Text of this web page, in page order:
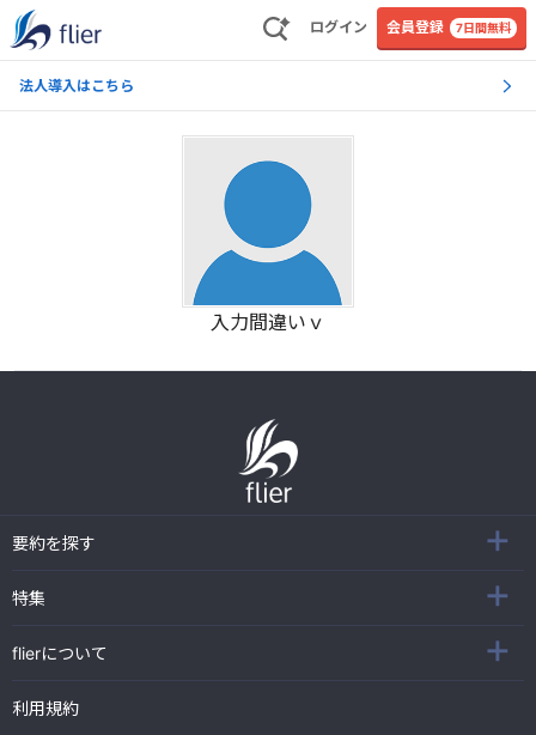
ログイン 会員登録 7日間無料
法人導入はこちら
入力間違いｖ
要約を探す
特集
flierについて
利用規約